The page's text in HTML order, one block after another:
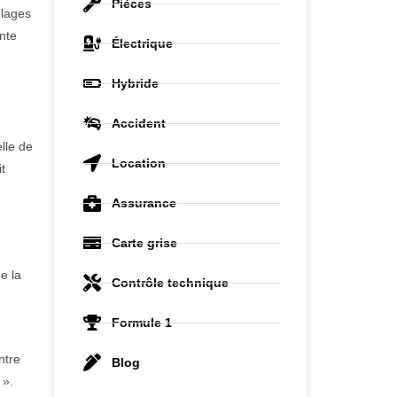
de
la
Pièces
Électrique
Hybride
Accident
Location
Assurance
Carte grise
Contrôle technique
Formule 1
Blog